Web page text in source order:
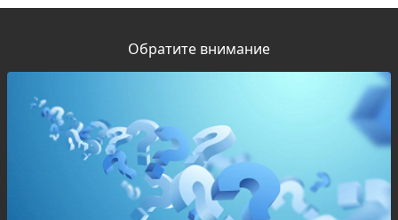
Обратите внимание